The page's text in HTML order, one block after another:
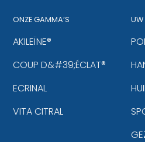
ONZE GAMMA’S
AKILEÏNE®
COUP D&#39;ÉCLAT®
ECRINAL
VITA CITRAL
UW